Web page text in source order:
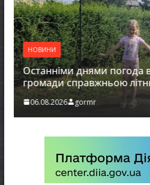
НОВИНИ
Останніми днями погода
громади справжньою
06.08.2026 gormr